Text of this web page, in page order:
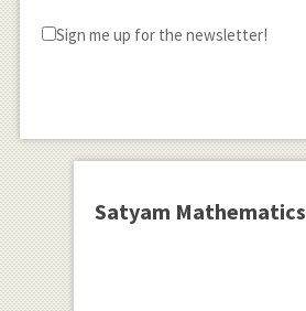
Sign me up for the newsletter!
Satyam Mathematics